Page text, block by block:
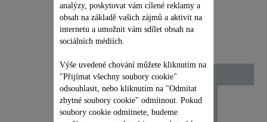
analýzy, poskytovat vám cílené reklamy a
obsah na základě vašich zájmů a aktivit na
internetu a umožnit vám sdílet obsah na
sociálních médiích.
Výše uvedené chování můžete kliknutím na
"Přijímat všechny soubory cookie"
odsouhlasit, nebo kliknutím na "Odmítat
zbytné soubory cookie" odmítnout. Pokud
soubory cookie odmítnete, budeme